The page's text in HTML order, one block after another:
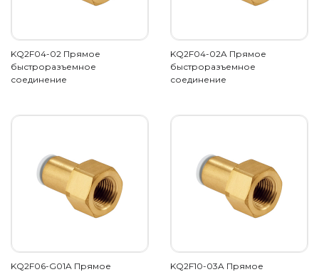
KQ2F04-02 Прямое
быстроразъемное
соединение
KQ2F04-02A Прямое
быстроразъемное
соединение
KQ2F06-G01A Прямое
KQ2F10-03A Прямое